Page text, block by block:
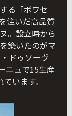
る「ボワセ
注いだ高品質
。設立時から
築いたのがマ
ドゥソーヴ
ニュで15生産
います。